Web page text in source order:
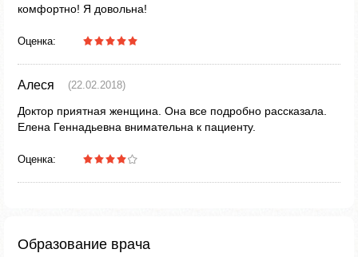
комфортно! Я довольна!
Оценка:
Алеся (22.02.2018)
Доктор приятная женщина. Она все подробно рассказала.
Елена Геннадьевна внимательна к пациенту.
Оценка:
Образование врача